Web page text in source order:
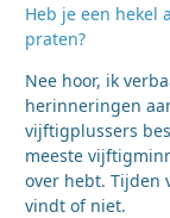
Heb je een hekel
praten?
Nee hoor, ik
herinneringen
vijftigplussers
meeste
over hebt. Tijden
vindt of niet.